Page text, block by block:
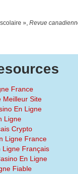
», Revue
France
Meilleur Site
En Ligne
Ligne
Crypto
Ligne France
Ligne Français
En Ligne
Fiable